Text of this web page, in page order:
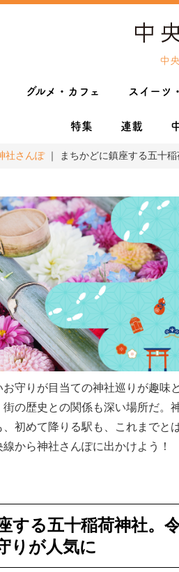
中
グルメ・カフェ スイーツ
特集 連載
社さんぽ まちかどに鎮座する五十
守りが目当ての神社巡りが趣味
の歴史との関係も深い場所だ。
初めて降りる駅も、これまでと
から神社さんぽに出かけよう！
する五十稲荷神社。
りが人気に